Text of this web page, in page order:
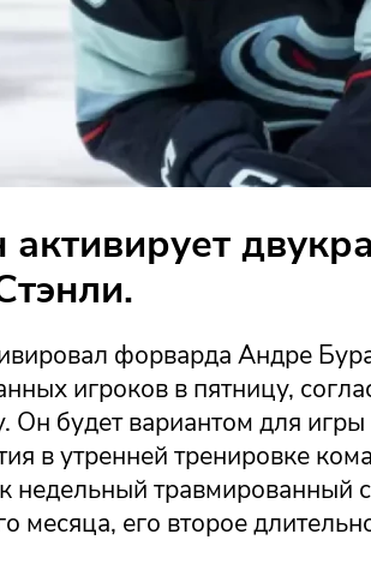
активирует
форварда Андре
игроков в пятницу,
Он будет вариантом для
в утренней тренировке
недельный травмированный
месяца, его второе